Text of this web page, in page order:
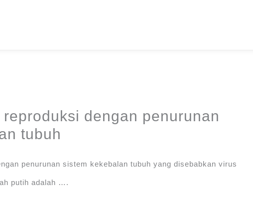
dengan penurunan
tubuh
penurunan sistem kekebalan tubuh yang disebabkan virus
putih adalah ….